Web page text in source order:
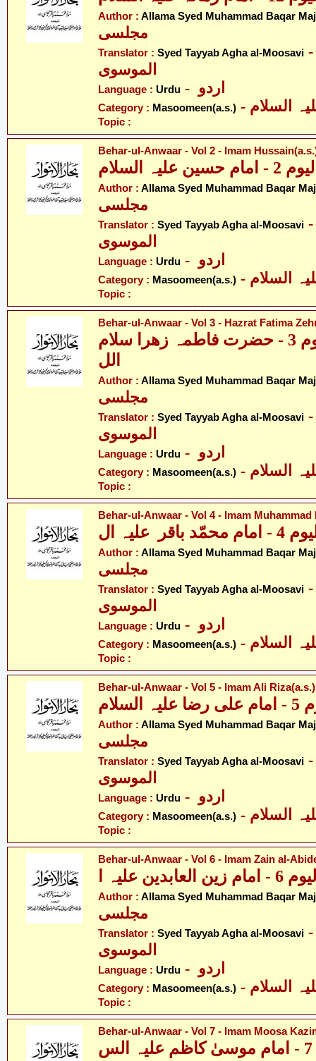
Author : Allama Syed Muhammad Baqar
Translator : Syed Tayyab Agha al-Moosavi آغا
الموسوی
Language : Urdu
Category : Masoomeen(a.s.)
Topic :
Behar-ul-Anwaar - Vol 2 - Imam
Author : Allama Syed Muhammad Baqar
Translator : Syed Tayyab Agha al-Moosavi آغا
الموسوی
Language : Urdu
Category : Masoomeen(a.s.)
Topic :
Behar-ul-Anwaar - Vol 3 - Hazrat Fatima
بحار الانوار - والیوم 3 - حضرت فاطمہ زھرا سلام
الل
Author : Allama Syed Muhammad Baqar
Translator : Syed Tayyab Agha al-Moosavi آغا
الموسوی
Language : Urdu
Category : Masoomeen(a.s.)
Topic :
Behar-ul-Anwaar - Vol 4 - Imam Muhammad
علیہ ال
Author : Allama Syed Muhammad Baqar
Translator : Syed Tayyab Agha al-Moosavi آغا
الموسوی
Language : Urdu
Category : Masoomeen(a.s.)
Topic :
Behar-ul-Anwaar - Vol 5 - Imam Ali Riza(a.s.)
Author : Allama Syed Muhammad Baqar
Translator : Syed Tayyab Agha al-Moosavi آغا
الموسوی
Language : Urdu
Category : Masoomeen(a.s.)
Topic :
Behar-ul-Anwaar - Vol 6 - Imam Zain al-
علیہ ا
Author : Allama Syed Muhammad Baqar
Translator : Syed Tayyab Agha al-Moosavi آغا
الموسوی
Language : Urdu
Category : Masoomeen(a.s.)
Topic :
Behar-ul-Anwaar - Vol 7 - Imam Moosa